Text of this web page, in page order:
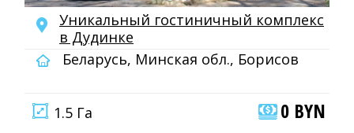
Уникальный гостиничный комплекс
в Дудинке
Беларусь, Минская обл., Борисов
1.5 Га 0 BYN